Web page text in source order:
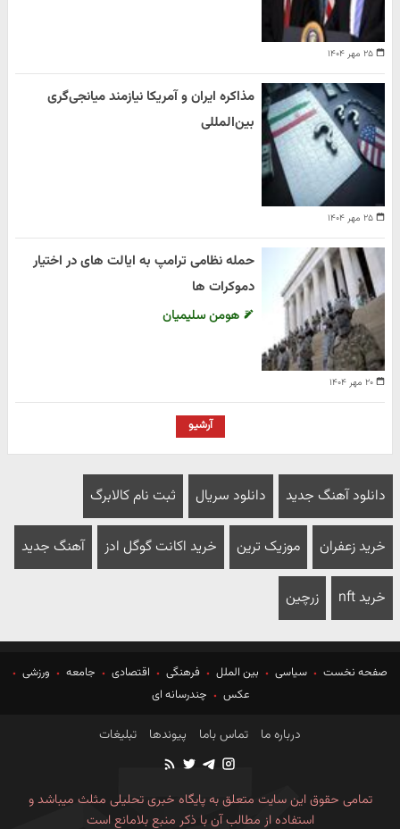
۲۵ مهر ۱۴۰۴
۲۵ مهر ۱۴۰۴
مذاکره ایران و آمریکا نیازمند میانجی‌گری
بین‌المللی
۲۰ مهر ۱۴۰۴
حمله نظامی ترامپ به ایالت های در اختیار
دموکرات ها
هومن سلیمیان
آرشیو
دانلود آهنگ جدید دانلود سریال ثبت نام کالابرگ
خرید زعفران موزیک ترین خرید اکانت گوگل ادز آهنگ جدید
خرید nft زرچین
صفحه نخست سیاسی بین الملل فرهنگی اقتصادی جامعه
ورزشی
عکس
چندرسانه ای
درباره ما تماس باما پیوندها تبلیغات
تمامی حقوق این سایت متعلق به پایگاه خبری تحلیلی مثلث میباشد و
استفاده از مطالب آن با ذکر منبع بلامانع است